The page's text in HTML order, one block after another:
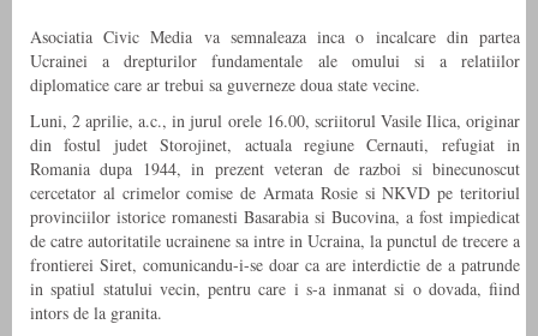
Asociatia Civic Media va semnaleaza inca o incalcare din partea
Ucrainei a drepturilor fundamentale ale omului si a relatiilor
diplomatice care ar trebui sa guverneze doua state vecine.
Luni, 2 aprilie, a.c., in jurul orele 16.00, scriitorul Vasile Ilica, originar
din fostul judet Storojinet, actuala regiune Cernauti, refugiat in
Romania dupa 1944, in prezent veteran de razboi si binecunoscut
cercetator al crimelor comise de Armata Rosie si NKVD pe teritoriul
provinciilor istorice romanesti Basarabia si Bucovina, a fost impiedicat
de catre autoritatile ucrainene sa intre in Ucraina, la punctul de trecere a
frontierei Siret, comunicandu-i-se doar ca are interdictie de a patrunde
in spatiul statului vecin, pentru care i s-a inmanat si o dovada, fiind
intors de la granita.